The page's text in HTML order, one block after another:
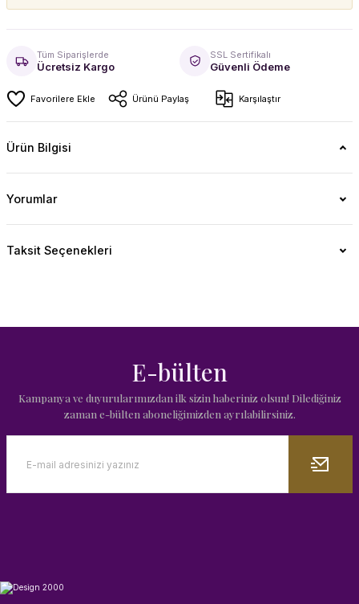
Tüm Siparişlerde
Ücretsiz Kargo
SSL Sertifikalı
Güvenli Ödeme
Ürünü Paylaş Karşılaştır
Ürün Bilgisi
Yorumlar
Taksit Seçenekleri
E-bülten
Kampanya ve duyurularımızdan ilk sizin haberiniz olsun! Dilediğiniz
zaman e-bülten aboneliğimizden ayrılabilirsiniz.